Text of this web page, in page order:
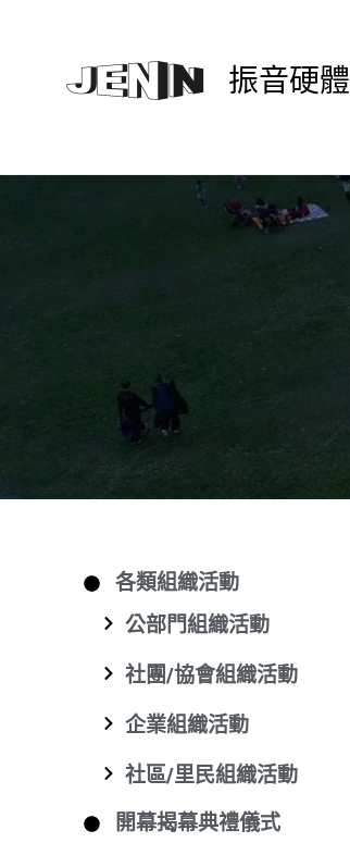
振音硬
各類組織活動
公部門組織活動
社團/協會組織活動
企業組織活動
社區/里民組織活動
開幕揭幕典禮儀式